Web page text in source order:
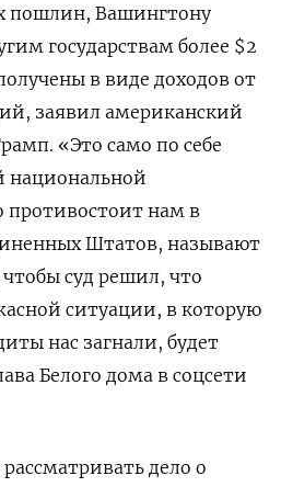
пошлин, Вашингтону
государствам более $2
в виде доходов от
заявил американский
«Это само по себе
национальной
противостоит нам в
Штатов, называют
суд решил, что
ситуации, в которую
нас загнали, будет
Белого дома в соцсети
дело о